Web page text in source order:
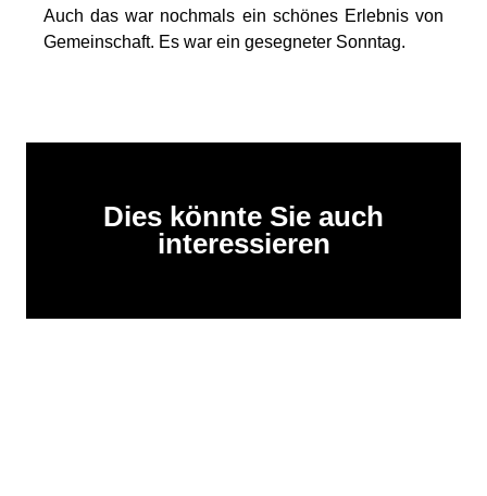
Auch das war nochmals ein schönes Erlebnis von
Gemeinschaft. Es war ein gesegneter Sonntag.
Dies könnte Sie auch
interessieren